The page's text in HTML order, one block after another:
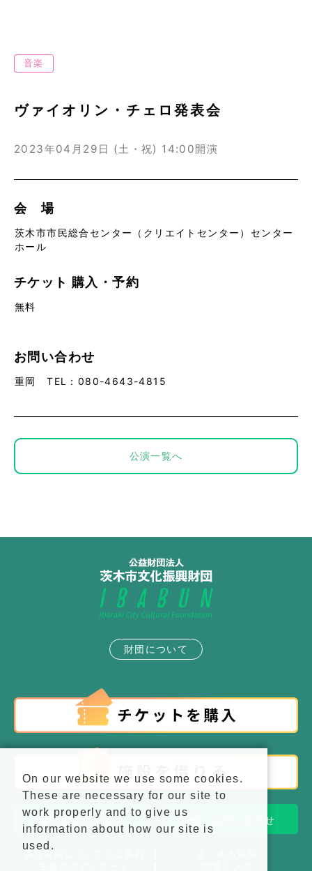
音楽
ヴァイオリン・チェロ発表会
2023年04月29日 (土・祝) 14:00開演
会 場
茨木市市民総合センター（クリエイトセンター）センター
ホール
チケット 購入・予約
無料
お問い合わせ
重岡 TEL：080-4643-4815
公演一覧へ
財団について
施設アクセス お問い合わせ
On our website we use some cookies.
These are necessary for our site to
work properly and to give us
information about how our site is
used.